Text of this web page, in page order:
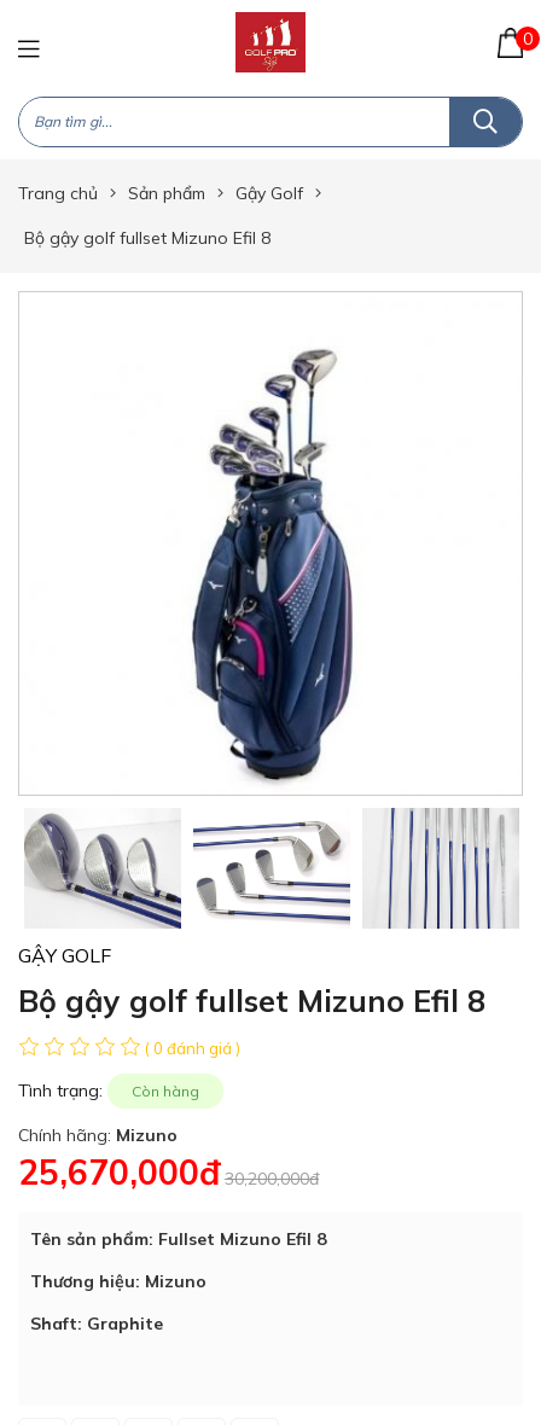
0
Trang chủ Sản phẩm Gậy Golf
Bộ gậy golf fullset Mizuno Efil 8
GẬY GOLF
Bộ gậy golf fullset Mizuno Efil 8
( 0 đánh giá )
Tình trạng: Còn hàng
Chính hãng: Mizuno
25,670,000đ 30,200,000đ
Tên sản phẩm: Fullset Mizuno Efil 8
Thương hiệu: Mizuno
Shaft: Graphite